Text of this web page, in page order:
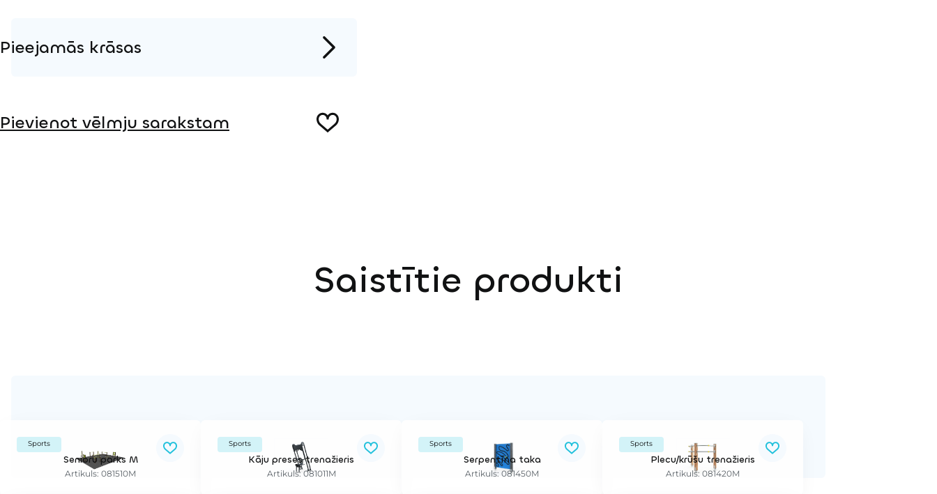
2D DWG – Sānu skats
Pieejamās krāsas
Pievienot vēlmju sarakstam
Saistītie produkti
Sports
Senioru parks M
Artikuls: 081510M
Sports
Kāju preses trenažieris
Artikuls: 081011M
Sports
Serpentīna taka
Artikuls: 081450M
Sports
Plecu/krūšu trenažieris
Artikuls: 081420M